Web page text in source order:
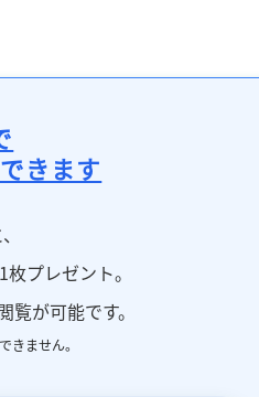
きます
プレゼント。
が可能です。
ません。